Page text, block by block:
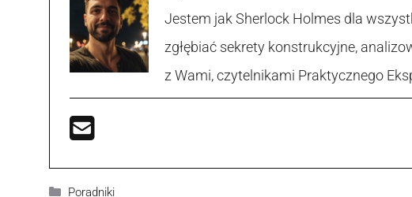
Jestem jak Sherlock Holmes dla
zgłębiać sekrety konstrukcyjne,
z Wami, czytelnikami Praktycznego
Kategorie
Poradniki